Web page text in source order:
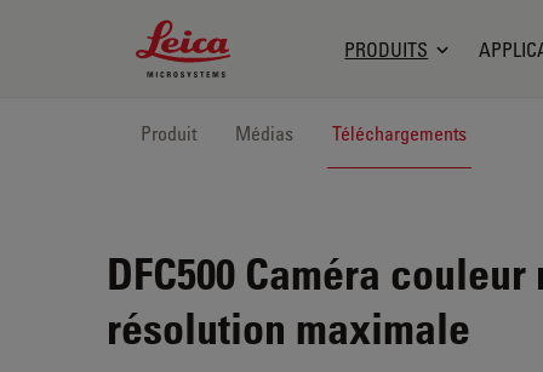
Leica Microsystems Logo
PRODUITS
Produit Médias Téléchargements
DFC500 Caméra
résolution maximale